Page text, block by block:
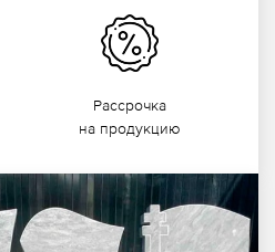
качества
Рассрочка